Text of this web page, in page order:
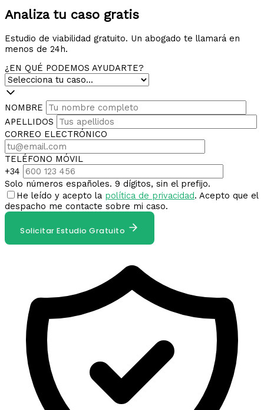
Analiza tu caso gratis
Estudio de viabilidad gratuito. Un abogado te llamará en
menos de 24h.
¿EN QUÉ PODEMOS AYUDARTE?
NOMBRE
APELLIDOS
CORREO ELECTRÓNICO
TELÉFONO MÓVIL
+34
Solo números españoles. 9 dígitos, sin el prefijo.
He leído y acepto la política de privacidad. Acepto que el
despacho me contacte sobre mi caso.
Solicitar Estudio Gratuito